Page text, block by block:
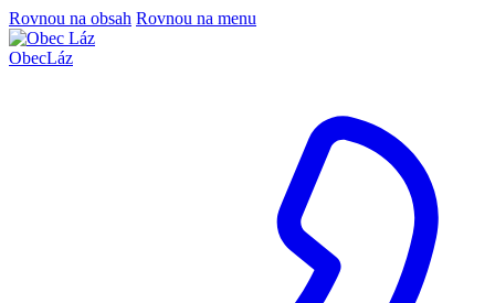
Rovnou na obsah Rovnou na menu
ObecLáz